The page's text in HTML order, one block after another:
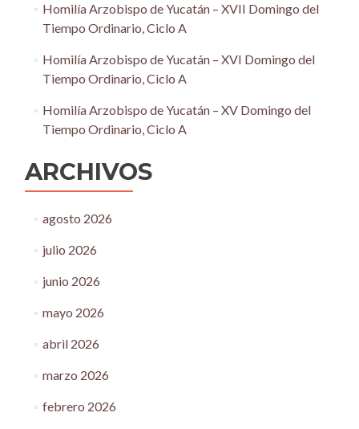
Homilía Arzobispo de Yucatán – XVII Domingo del
Tiempo Ordinario, Ciclo A
Homilía Arzobispo de Yucatán – XVI Domingo del
Tiempo Ordinario, Ciclo A
Homilía Arzobispo de Yucatán – XV Domingo del
Tiempo Ordinario, Ciclo A
ARCHIVOS
agosto 2026
julio 2026
junio 2026
mayo 2026
abril 2026
marzo 2026
febrero 2026